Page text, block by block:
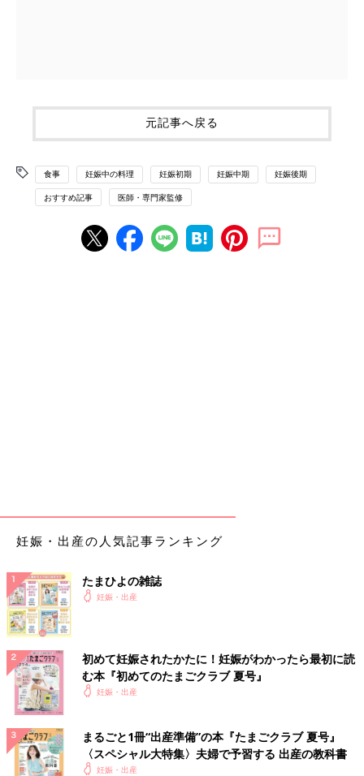
元記事へ戻る
食事 妊娠中の料理 妊娠初期 妊娠中期 妊娠後期
おすすめ記事 医師・専門家監修
妊娠・出産の人気記事ランキング
たまひよの雑誌
妊娠・出産
初めて妊娠されたかたに！妊娠がわかったら最初に読
む本『初めてのたまごクラブ 夏号』
妊娠・出産
まるごと1冊“出産準備”の本『たまごクラブ 夏号』
〈スペシャル大特集〉夫婦で予習する 出産の教科書
妊娠・出産